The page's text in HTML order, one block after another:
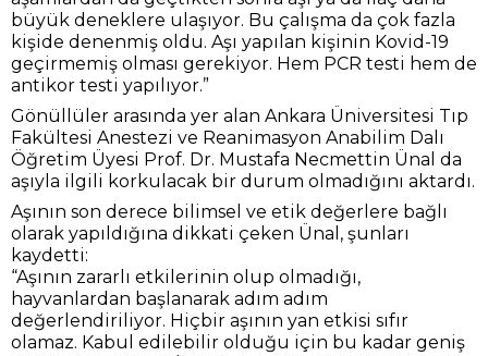
Gönüllüler arasında yer alan Ankara Üniversitesi Tıp
Fakültesi Anestezi ve Reanimasyon Anabilim Dalı
Öğretim Üyesi Prof. Dr. Mustafa Necmettin Ünal da
aşıyla ilgili korkulacak bir durum olmadığını aktardı.
Aşının son derece bilimsel ve etik değerlere bağlı
olarak yapıldığına dikkati çeken Ünal, şunları
kaydetti:
“Aşının zararlı etkilerinin olup olmadığı,
hayvanlardan başlanarak adım adım
değerlendiriliyor. Hiçbir aşının yan etkisi sıfır
olamaz. Kabul edilebilir olduğu için bu kadar geniş
gruplara yapılıyor. İlk aşı olacak kişilerden biri, ben
olacağım. Bu aşı bugüne kadar 37 bin kişiye yapıldı.
Bunlarda ciddi bir yan etki oluşmadı, diye açıklandı.”